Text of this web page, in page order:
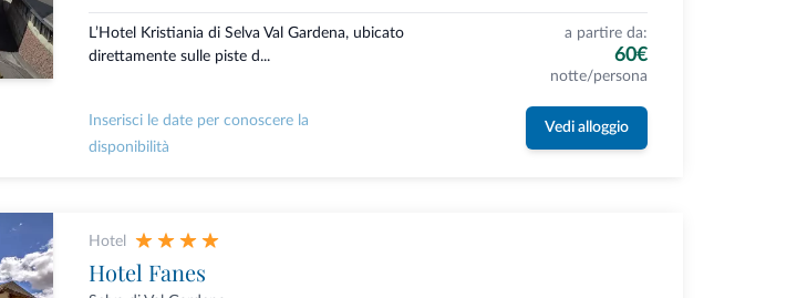
L’Hotel Kristiania di Selva Val Gardena, ubicato
direttamente sulle piste d...
a partire da:
60€
notte/persona
Inserisci le date per conoscere la
disponibilità
Vedi alloggio
Hotel
Hotel Fanes